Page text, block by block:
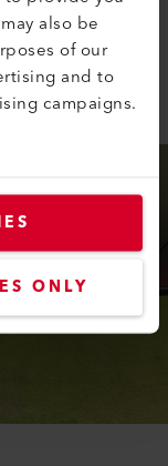
also be
of our
and to
campaigns.
ONLY
es um die
von Licht und